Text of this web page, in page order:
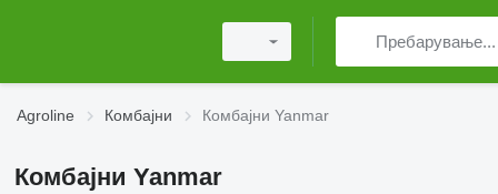
Agroline Комбајни Комбајни Yanmar
Комбајни Yanmar